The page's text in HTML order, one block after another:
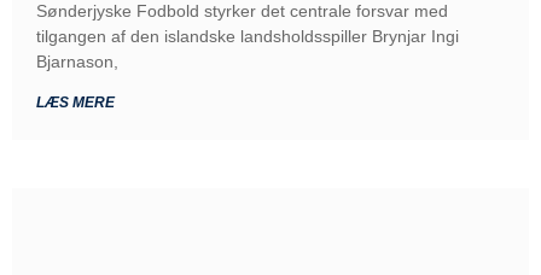
Sønderjyske Fodbold styrker det centrale forsvar med
tilgangen af den islandske landsholdsspiller Brynjar Ingi
Bjarnason,
LÆS MERE